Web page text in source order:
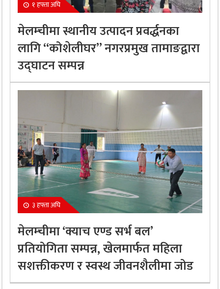
१ हफ्ता अघि
मेलम्चीमा स्थानीय उत्पादन प्रवर्द्धनका
लागि “कोशेलीघर” नगरप्रमुख तामाङद्वारा
उद्घाटन सम्पन्न
३ हफ्ता अघि
मेलम्चीमा ‘क्याच एण्ड सर्भ बल’
प्रतियोगिता सम्पन्न, खेलमार्फत महिला
सशक्तीकरण र स्वस्थ जीवनशैलीमा जोड